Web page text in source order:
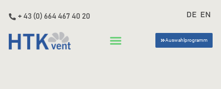
+ 43 (0) 664 467 40 20 DE EN
Auswahlprogramm